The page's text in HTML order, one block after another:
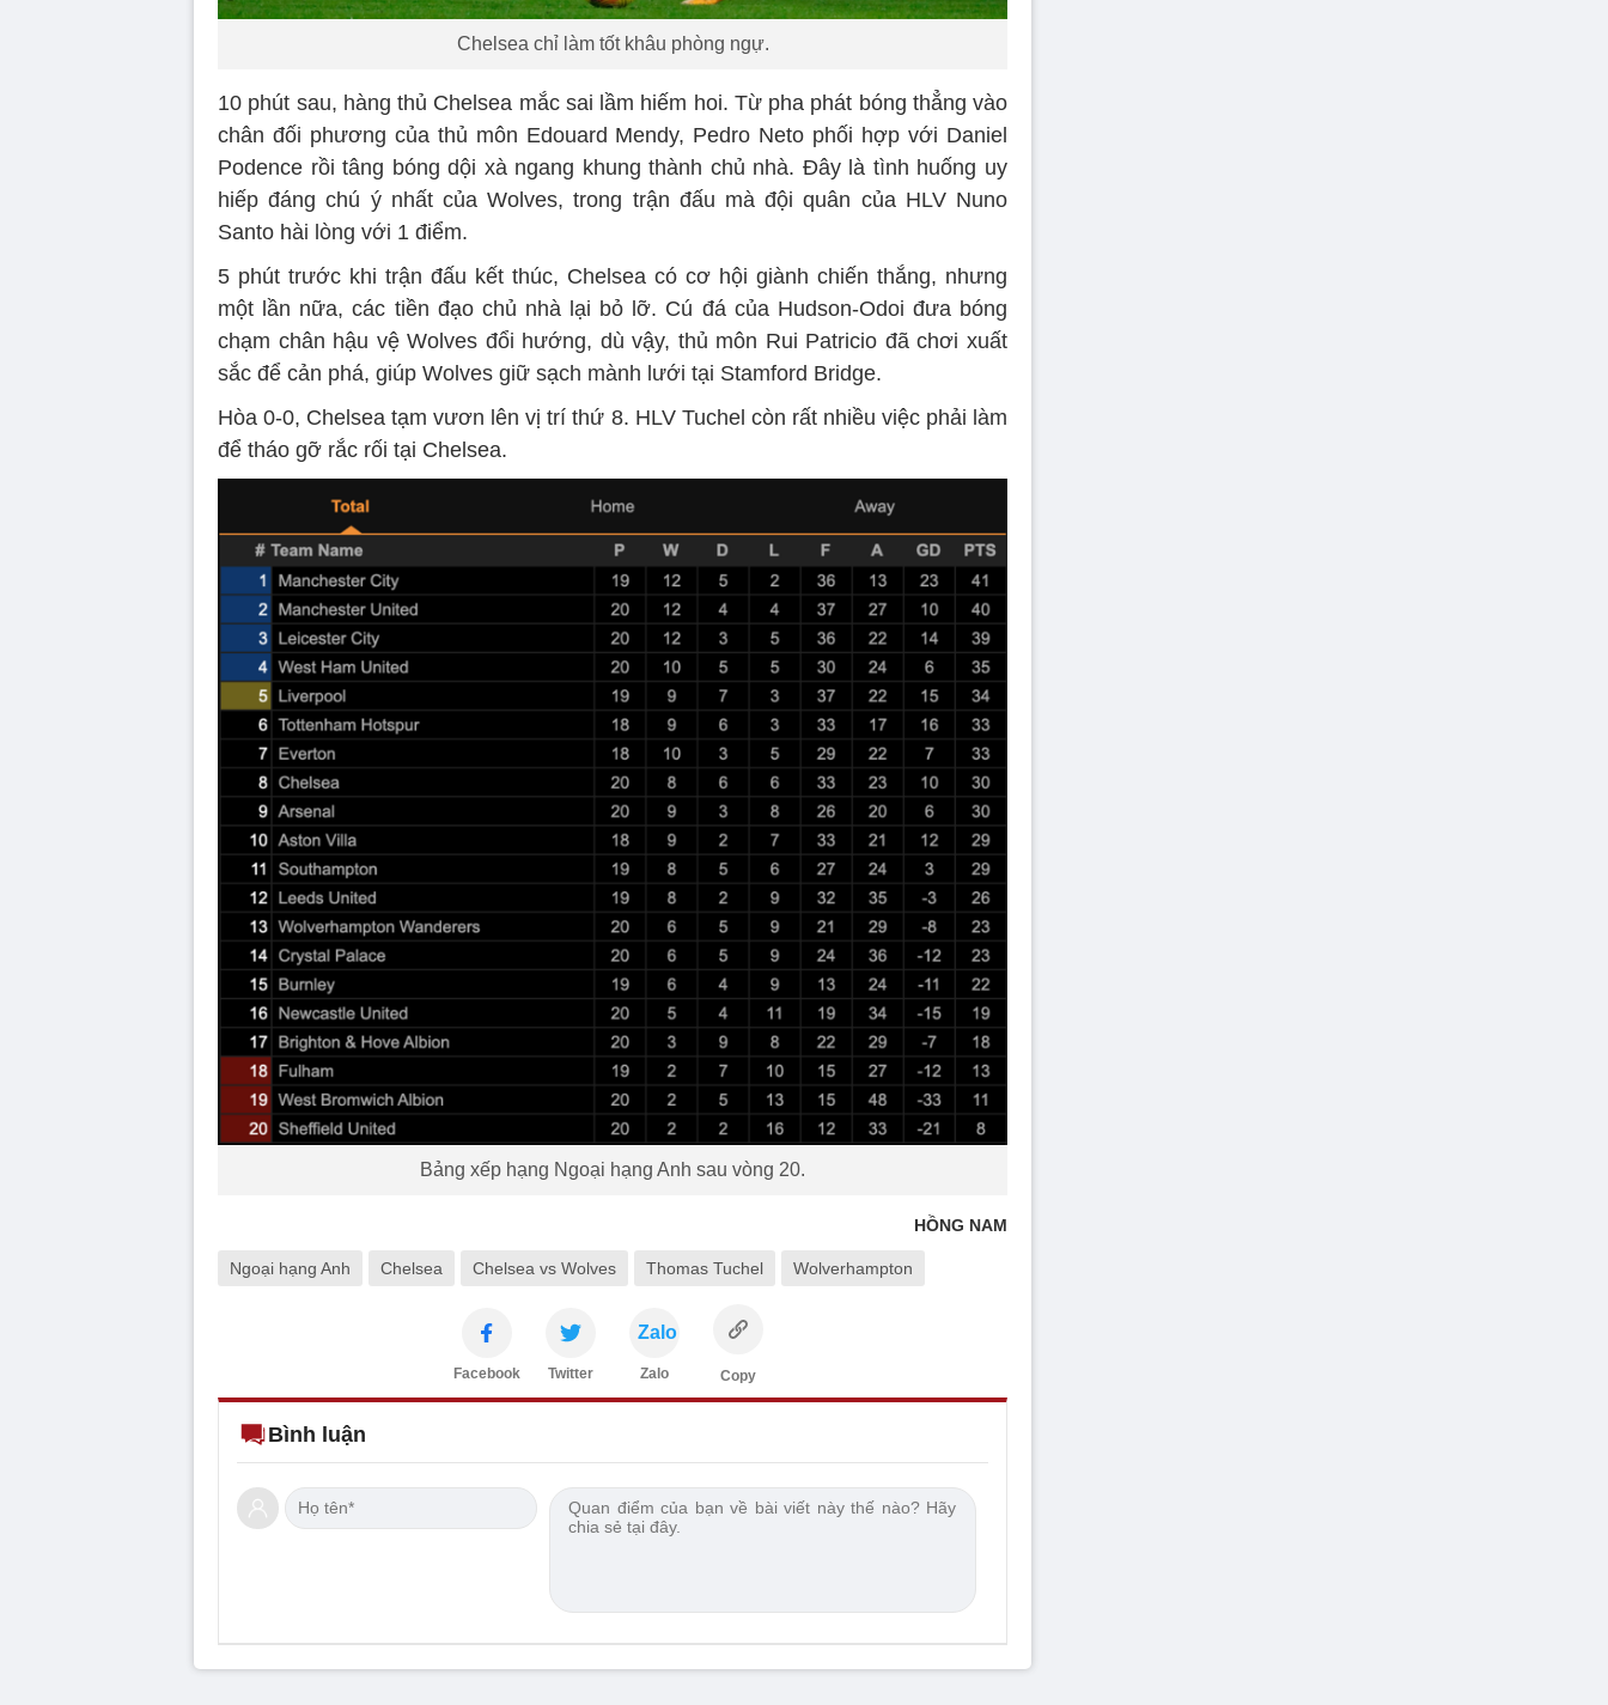
Chelsea chỉ làm tốt khâu phòng ngự.
10 phút sau, hàng thủ Chelsea mắc sai lầm hiếm hoi. Từ pha phát bóng thẳng vào
chân đối phương của thủ môn Edouard Mendy, Pedro Neto phối hợp với Daniel
Podence rồi tâng bóng dội xà ngang khung thành chủ nhà. Đây là tình huống uy
hiếp đáng chú ý nhất của Wolves, trong trận đấu mà đội quân của HLV Nuno
Santo hài lòng với 1 điểm.
5 phút trước khi trận đấu kết thúc, Chelsea có cơ hội giành chiến thắng, nhưng
một lần nữa, các tiền đạo chủ nhà lại bỏ lỡ. Cú đá của Hudson-Odoi đưa bóng
chạm chân hậu vệ Wolves đổi hướng, dù vậy, thủ môn Rui Patricio đã chơi xuất
sắc để cản phá, giúp Wolves giữ sạch mành lưới tại Stamford Bridge.
Hòa 0-0, Chelsea tạm vươn lên vị trí thứ 8. HLV Tuchel còn rất nhiều việc phải làm
để tháo gỡ rắc rối tại Chelsea.
Bảng xếp hạng Ngoại hạng Anh sau vòng 20.
HỒNG NAM
Ngoại hạng Anh Chelsea Chelsea vs Wolves Thomas Tuchel Wolverhampton
Facebook Twitter
Zalo
Zalo Copy
Bình luận